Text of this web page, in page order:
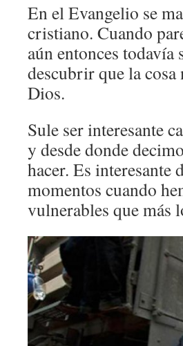
En el Evangelio se
cristiano. Cuando
aún entonces
descubrir que la
Dios.
Sule ser interesante
y desde donde
hacer. Es interesante
momentos cuando
vulnerables que más